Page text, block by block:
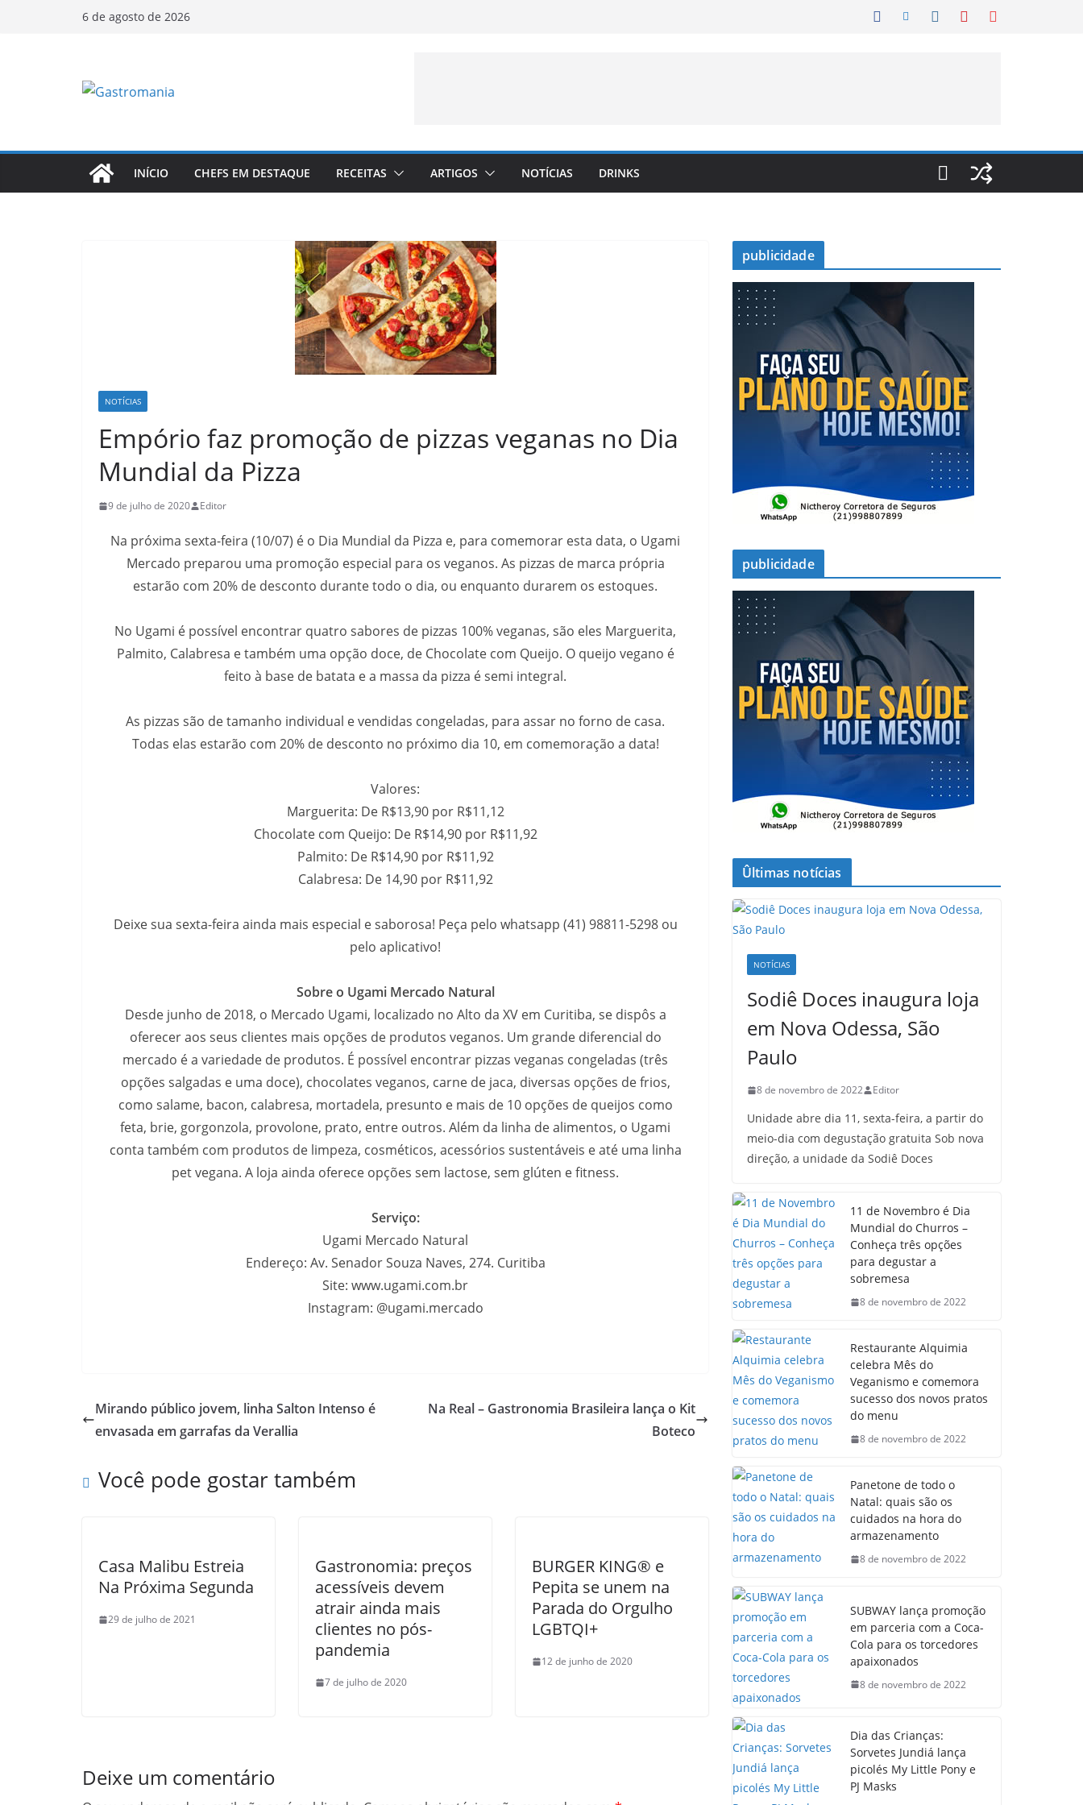
6 de agosto de 2026
INÍCIO CHEFS EM DESTAQUE RECEITAS ARTIGOS NOTÍCIAS DRINKS
NOTÍCIAS
Empório faz promoção de pizzas veganas no Dia
Mundial da Pizza
9 de julho de 2020 Editor
Na próxima sexta-feira (10/07) é o Dia Mundial da Pizza e, para comemorar esta data, o Ugami
Mercado preparou uma promoção especial para os veganos. As pizzas de marca própria
estarão com 20% de desconto durante todo o dia, ou enquanto durarem os estoques.
No Ugami é possível encontrar quatro sabores de pizzas 100% veganas, são eles Marguerita,
Palmito, Calabresa e também uma opção doce, de Chocolate com Queijo. O queijo vegano é
feito à base de batata e a massa da pizza é semi integral.
As pizzas são de tamanho individual e vendidas congeladas, para assar no forno de casa.
Todas elas estarão com 20% de desconto no próximo dia 10, em comemoração a data!
Valores:
Marguerita: De R$13,90 por R$11,12
Chocolate com Queijo: De R$14,90 por R$11,92
Palmito: De R$14,90 por R$11,92
Calabresa: De 14,90 por R$11,92
Deixe sua sexta-feira ainda mais especial e saborosa! Peça pelo whatsapp (41) 98811-5298 ou
pelo aplicativo!
Sobre o Ugami Mercado Natural
Desde junho de 2018, o Mercado Ugami, localizado no Alto da XV em Curitiba, se dispôs a
oferecer aos seus clientes mais opções de produtos veganos. Um grande diferencial do
mercado é a variedade de produtos. É possível encontrar pizzas veganas congeladas (três
opções salgadas e uma doce), chocolates veganos, carne de jaca, diversas opções de frios,
como salame, bacon, calabresa, mortadela, presunto e mais de 10 opções de queijos como
feta, brie, gorgonzola, provolone, prato, entre outros. Além da linha de alimentos, o Ugami
conta também com produtos de limpeza, cosméticos, acessórios sustentáveis e até uma linha
pet vegana. A loja ainda oferece opções sem lactose, sem glúten e fitness.
Serviço:
Ugami Mercado Natural
Endereço: Av. Senador Souza Naves, 274. Curitiba
Site: www.ugami.com.br
Instagram: @ugami.mercado
Mirando público jovem, linha Salton Intenso é
envasada em garrafas da Verallia
Na Real – Gastronomia Brasileira lança o Kit
Boteco
Você pode gostar também
Casa Malibu Estreia
Na Próxima Segunda
29 de julho de 2021
Gastronomia: preços
acessíveis devem
atrair ainda mais
clientes no pós-
pandemia
7 de julho de 2020
BURGER KING® e
Pepita se unem na
Parada do Orgulho
LGBTQI+
12 de junho de 2020
Deixe um comentário
publicidade
publicidade
Ûltimas notícias
NOTÍCIAS
Sodiê Doces inaugura loja
em Nova Odessa, São
Paulo
8 de novembro de 2022 Editor
Unidade abre dia 11, sexta-feira, a partir do
meio-dia com degustação gratuita Sob nova
direção, a unidade da Sodiê Doces
11 de Novembro é Dia
Mundial do Churros –
Conheça três opções
para degustar a
sobremesa
8 de novembro de 2022
Restaurante Alquimia
celebra Mês do
Veganismo e comemora
sucesso dos novos pratos
do menu
8 de novembro de 2022
Panetone de todo o
Natal: quais são os
cuidados na hora do
armazenamento
8 de novembro de 2022
SUBWAY lança promoção
em parceria com a Coca-
Cola para os torcedores
apaixonados
8 de novembro de 2022
Dia das Crianças:
Sorvetes Jundiá lança
picolés My Little Pony e
PJ Masks